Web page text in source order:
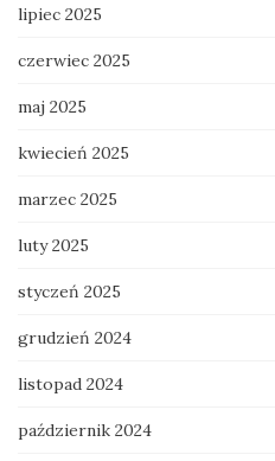
lipiec 2025
czerwiec 2025
maj 2025
kwiecień 2025
marzec 2025
luty 2025
styczeń 2025
grudzień 2024
listopad 2024
październik 2024